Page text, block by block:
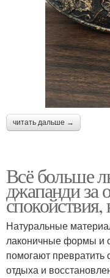
читать дальше →
Всё больше
джапанди за
спокойствия,
Натуральные
лаконичные формы и
помогают превратить
отдыха и